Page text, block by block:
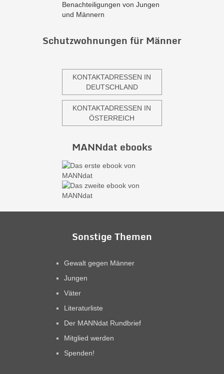
Benachteiligungen von Jungen
und Männern
Schutzwohnungen für Männer
KONTAKTADRESSEN IN
DEUTSCHLAND
KONTAKTADRESSEN IN
ÖSTERREICH
MANNdat ebooks
Sonstige Themen
Gewalt gegen Männer
Jungen
Väter
Literaturliste
Der MANNdat Rundbrief
Mitglied werden
Spenden!